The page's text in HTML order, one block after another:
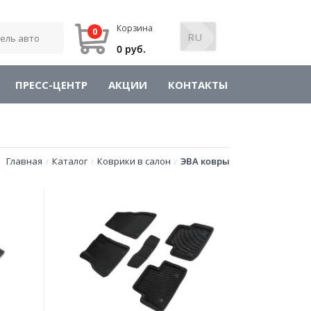
Корзина
0
0 руб.
ПРЕСС-ЦЕНТР АКЦИИ КОНТАКТЫ
Главная / Каталог / Коврики в салон / ЭВА ковры